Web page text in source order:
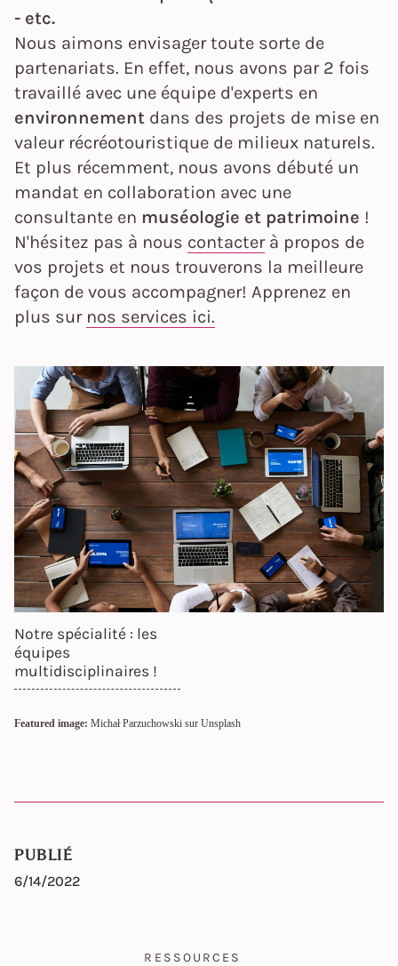
- etc.
Nous aimons envisager toute sorte de
partenariats. En effet, nous avons par 2 fois
travaillé avec une équipe d'experts en
environnement dans des projets de mise en
valeur récréotouristique de milieux naturels.
Et plus récemment, nous avons débuté un
mandat en collaboration avec une
consultante en muséologie et patrimoine !
N'hésitez pas à nous contacterà propos de
vos projets et nous trouverons la meilleure
façon de vous accompagner! Apprenez en
plus sur nos services ici.
Notre spécialité : les
équipes
multidisciplinaires !
Featured image: Michał Parzuchowski sur Unsplash
PUBLIÉ
6/14/2022
RESSOURCES